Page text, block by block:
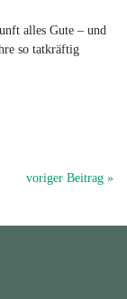
alles Gute – und
so tatkräftig
voriger Beitrag »